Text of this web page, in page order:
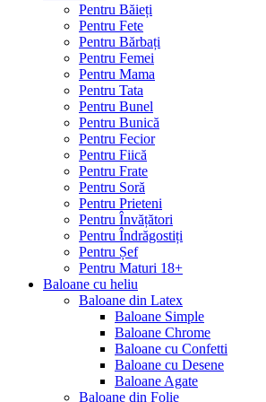
Pentru Băieți
Pentru Fete
Pentru Bărbați
Pentru Femei
Pentru Mama
Pentru Tata
Pentru Bunel
Pentru Bunică
Pentru Fecior
Pentru Fiică
Pentru Frate
Pentru Soră
Pentru Prieteni
Pentru Învățători
Pentru Îndrăgostiți
Pentru Șef
Pentru Maturi 18+
Baloane cu heliu
Baloane din Latex
Baloane Simple
Baloane Chrome
Baloane cu Confetti
Baloane cu Desene
Baloane Agate
Baloane din Folie